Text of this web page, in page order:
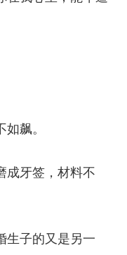
飙。
成牙签，材料不
生子的又是另一